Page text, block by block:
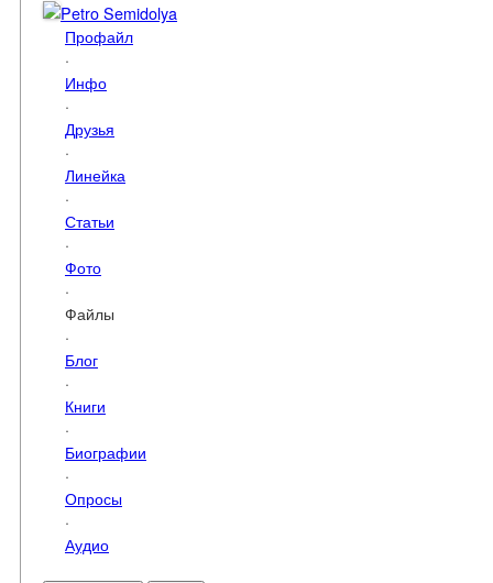
Petro Semidolya
Профайл
·
Инфо
·
Друзья
·
Линейка
·
Статьи
·
Фото
·
Файлы
·
Блог
·
Книги
·
Биографии
·
Опросы
·
Аудио